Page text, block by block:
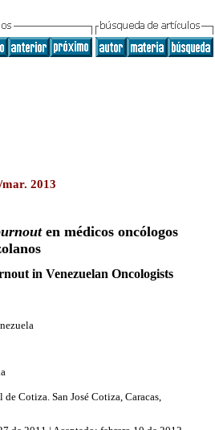
2013
en médicos oncólogos
in Venezuelan Oncologists
Cotiza. San José Cotiza, Caracas,